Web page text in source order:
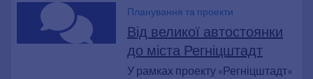
Планування та проекти
Від великої автостоянки
до міста Регніцштадт
У рамках проекту «Регніцштадт»